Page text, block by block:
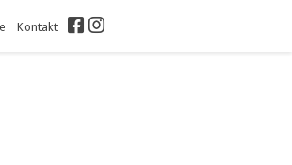
Kontakt Facebook
Instagram